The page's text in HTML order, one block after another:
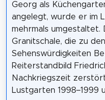
Georg als
angelegt, wurde er im
mehrmals umgestaltet.
Granitschale, die zu
Sehenswürdigkeiten
Reiterstandbild
Nachkriegszeit
Lustgarten 1998–1999